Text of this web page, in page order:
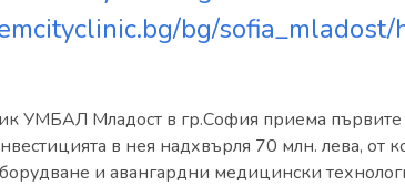
bg/sofia_mladost/
УМБАЛ Младост в гр.София приема първите
в нея надхвърля 70 млн. лева, от
и авангардни медицински